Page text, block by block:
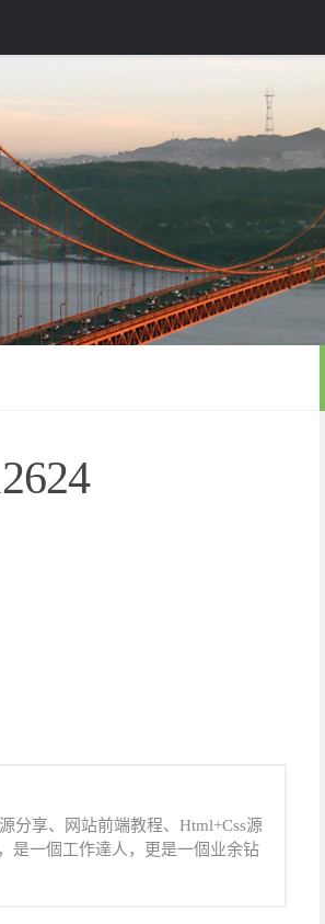
分享、网站前端教程、Html+Css源
是一個工作達人，更是一個业余钻